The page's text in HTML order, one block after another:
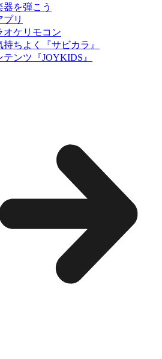
器を弾こう
プリ
オケリモコン
ちよく『サビカラ』
ンツ『JOYKIDS』